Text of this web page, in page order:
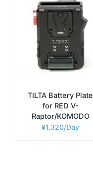
TILTA Battery Plate
for RED V-
Raptor/KOMODO
¥1,320